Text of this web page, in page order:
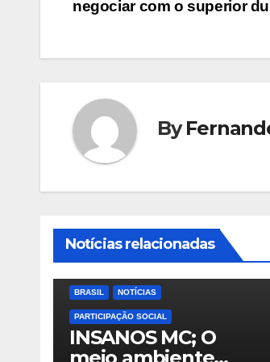
de
Post
negociar com o superior
By
Notícias relacionadas
BRASIL NOTÍCIAS
PARTICIPAÇÃO SOCIAL
INSANOS MC; O